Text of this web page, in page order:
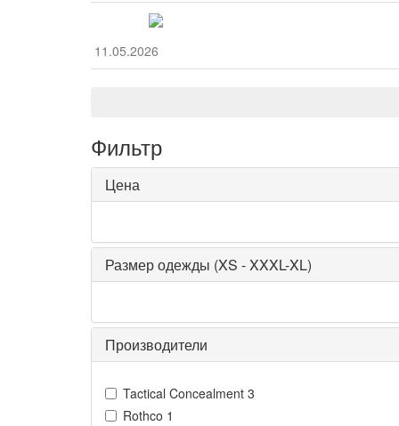
11.05.2026
Фильтр
Цена
Размер одежды (XS - XXXL-XL)
Производители
Tactical Concealment 3
Rothco 1